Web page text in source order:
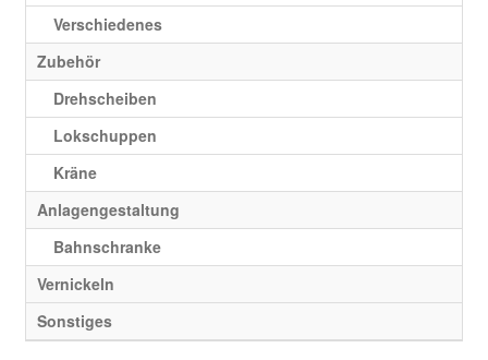
Verschiedenes
Zubehör
Drehscheiben
Lokschuppen
Kräne
Anlagengestaltung
Bahnschranke
Vernickeln
Sonstiges